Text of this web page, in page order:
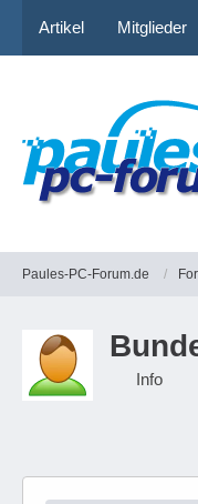
Artikel Mitglieder
Paules-PC-Forum.de
Info